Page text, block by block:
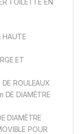
HAUTE
ET
ROULEAUX
DE DIAMÈTRE
DIAMÈTRE
POUR